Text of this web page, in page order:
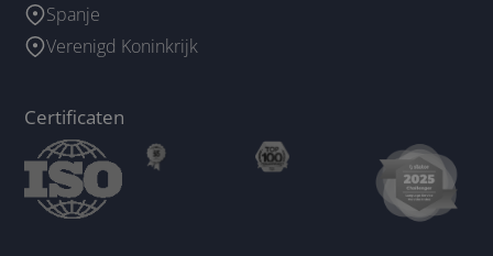
Spanje
Verenigd Koninkrijk
Certificaten